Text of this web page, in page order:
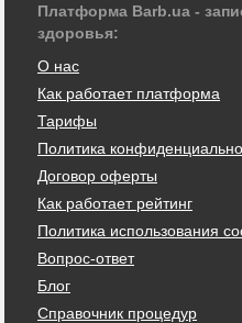
Платформа Barb.ua -
здоровья:
О нас
Как работает платформа
Тарифы
Политика
Договор оферты
Как работает рейтинг
Политика использования
Вопрос-ответ
Блог
Справочник процедур